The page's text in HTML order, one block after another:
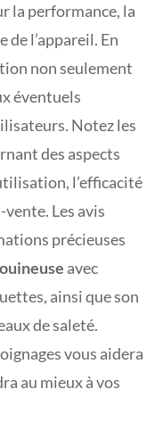
la performance, la
l’appareil. En
non seulement
éventuels
Notez les
des aspects
l’efficacité
Les avis
précieuses
avec
ainsi que son
de saleté.
vous aidera
au mieux à vos